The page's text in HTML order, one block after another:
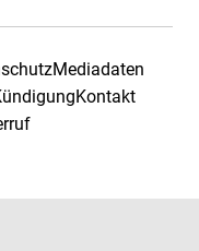
Mediadaten
Kontakt